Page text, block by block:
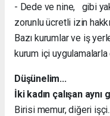
- Dede ve nine, gibi
zorunlu ücretli izin
Bazı kurumlar ve iş
kurum içi
Düşünelim...
İki kadın çalışan aynı
Birisi memur, diğeri